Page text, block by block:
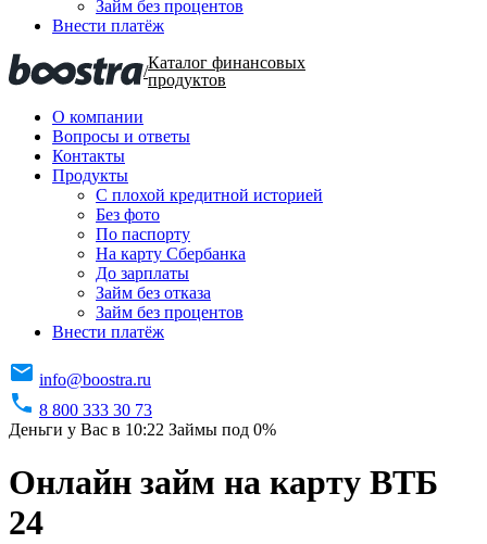
Займ без процентов
Внести платёж
/Каталог финансовых
продуктов
О компании
Вопросы и ответы
Контакты
Продукты
C плохой кредитной историей
Без фото
По паспорту
На карту Сбербанка
До зарплаты
Займ без отказа
Займ без процентов
Внести платёж
info@boostra.ru
8 800 333 30 73
Деньги у Вас в 10:22 Займы под 0%
Онлайн займ на карту ВТБ
24